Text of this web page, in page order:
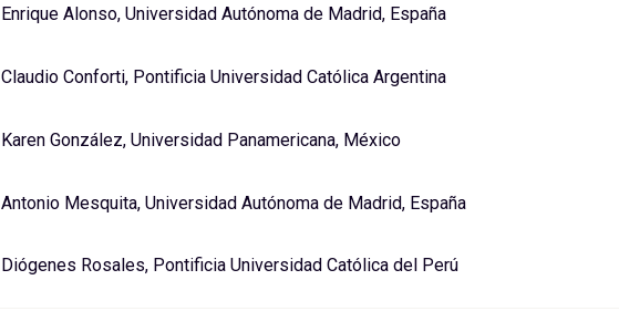
Enrique Alonso, Universidad Autónoma de Madrid, España
Claudio Conforti, Pontificia Universidad Católica Argentina
Karen González, Universidad Panamericana, México
Antonio Mesquita, Universidad Autónoma de Madrid, España
Diógenes Rosales, Pontificia Universidad Católica del Perú